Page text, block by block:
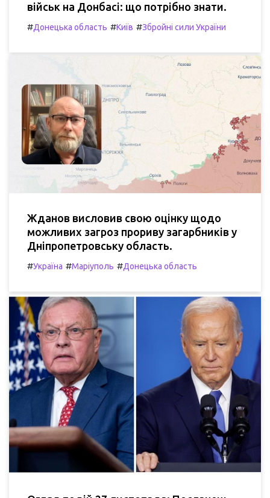
військ на Донбасі: що потрібно знати.
#Донецька область #Київ #Збройні сили України
Жданов висловив свою оцінку щодо
можливих загроз прориву загарбників у
Дніпропетровську область.
#Україна #Маріуполь #Донецька область